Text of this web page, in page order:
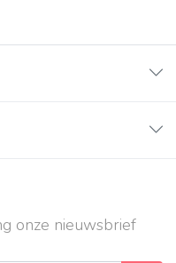
onze nieuwsbrief